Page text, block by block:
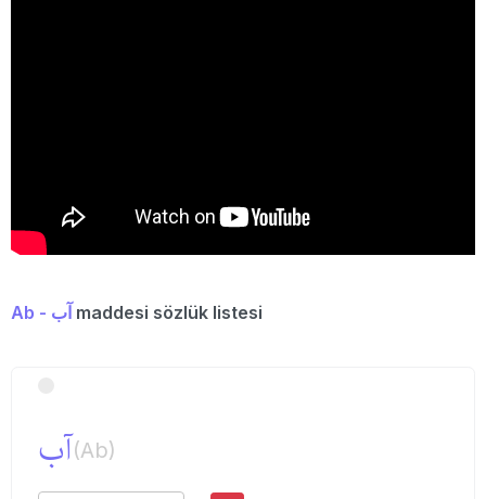
Ab - آب maddesi sözlük listesi
آب(Ab)